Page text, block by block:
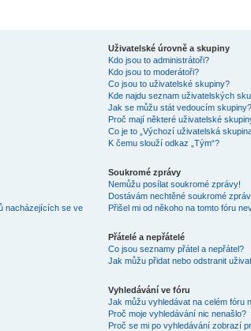
nacházejících se ve
Uživatelské úrovně a skupiny
Kdo jsou to administrátoři?
Kdo jsou to moderátoři?
Co jsou to uživatelské skupiny?
Kde najdu seznam uživatelských
Jak se můžu stát vedoucím skupiny?
Proč mají některé uživatelské
Co je to „Výchozí uživatelská
K čemu slouží odkaz „Tým“?
Soukromé zprávy
Nemůžu posílat soukromé zprávy!
Dostávám nechtěné soukromé
Přišel mi od někoho na tomto fóru
Přátelé a nepřátelé
Co jsou seznamy přátel a nepřátel?
Jak můžu přidat nebo odstranit
Vyhledávání ve fóru
Jak můžu vyhledávat na celém fóru
Proč moje vyhledávání nic nenašlo?
Proč se mi po vyhledávání zobrazí